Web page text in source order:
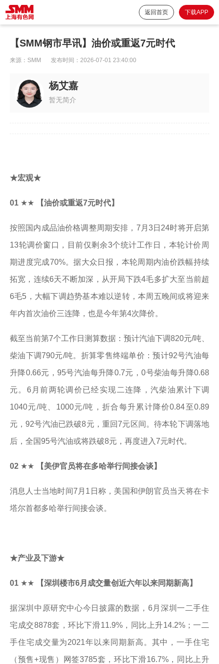
返回首页 下载APP
【SMM钢市早讯】油价或重返7元时代
来源： SMM 发布时间： 2026-07-01 23:40:00
杨艾嘉
暂无简介
★宏观★
01 ★★ 【油价或重返7元时代】
按照国内成品油价格调整周期安排，7月3日24时将开启第
13轮调价窗口，目前仅剩余3个统计工作日，本轮计价周
期进度完成70%。据大众日报，本轮周期内油价跌幅持续
拓宽，连续6天不断加深，从开局下跌4毛多扩大至当前超
6毛5，大幅下调趋势基本难以逆转，本周五晚间或将迎来
年内首次油价三连降，也是今年第4次降价。
截至当前第7个工作日测算数据：预计汽油下调820元/吨、
柴油下调790元/吨。折算零售终端单价：预计92号汽油每
升降0.66元，95号汽油每升降0.7元，0号柴油每升降0.68
元。6月前两轮调价已经实现二连降，汽柴油累计下调
1040元/吨、1000元/吨，折合每升累计降价0.84至0.89
元，92号汽油已跌破8元，重回7元区间。待本轮下调落地
后，全国95号汽油或将跌破8元，再度进入7元时代。
02 ★★ 【美伊官员将在多哈举行间接会谈】
消息人士当地时间7月1日称，美国和伊朗官员当天将在卡
塔尔首都多哈举行间接会谈。
★产业及下游★
01 ★★ 【深圳楼市6月成交量创近六年以来同期新高】
据深圳中原研究中心今日披露的数据，6月深圳一二手住
宅成交8878套，环比下滑11.9%，同比上升14.2%；一二
手住宅成交量为2021年以来同期新高。其中，一手住宅
（预售+现售）网签3785套，环比下滑16.7%，同比上升